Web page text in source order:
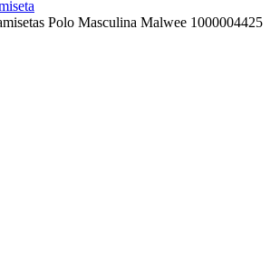
Polo Masculina Malwee 1000004425